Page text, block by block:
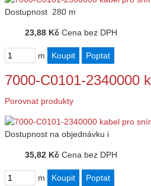
Dostupnost 280 m
23,88 Kč Cena bez DPH
m
7000-C0101-2340000
Porovnat produkty
Dostupnost na objednávku i
35,82 Kč Cena bez DPH
m